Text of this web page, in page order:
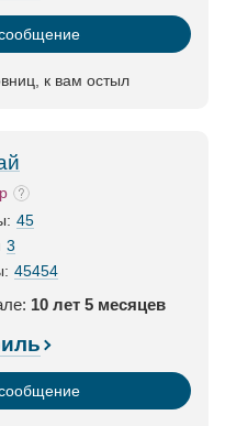
к вам остыл
45
3
45454
10 лет 5 месяцев